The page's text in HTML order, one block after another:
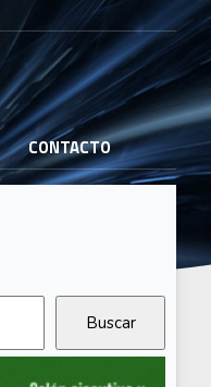
CONTACTO